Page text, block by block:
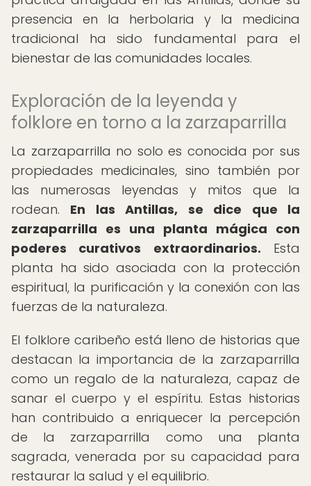
presencia en la herbolaria y la medicina
tradicional ha sido fundamental para el
bienestar de las comunidades locales.
Exploración de la leyenda y
folklore en torno a la zarzaparrilla
La zarzaparrilla no solo es conocida por sus
propiedades medicinales, sino también por
las numerosas leyendas y mitos que la
rodean. En las Antillas, se dice que la
zarzaparrilla es una planta mágica con
poderes curativos extraordinarios. Esta
planta ha sido asociada con la protección
espiritual, la purificación y la conexión con las
fuerzas de la naturaleza.
El folklore caribeño está lleno de historias que
destacan la importancia de la zarzaparrilla
como un regalo de la naturaleza, capaz de
sanar el cuerpo y el espíritu. Estas historias
han contribuido a enriquecer la percepción
de la zarzaparrilla como una planta
sagrada, venerada por su capacidad para
restaurar la salud y el equilibrio.